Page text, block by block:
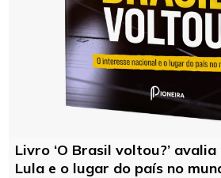
Livro ‘O Brasil voltou?’
Lula e o lugar do país no